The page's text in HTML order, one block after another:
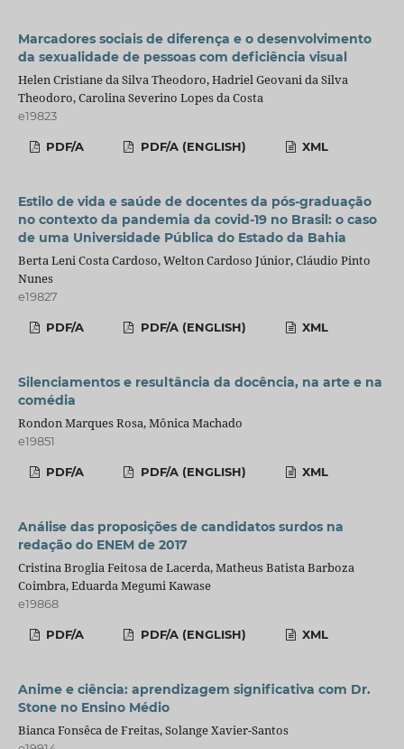
Marcadores sociais de diferença e o desenvolvimento
da sexualidade de pessoas com deficiência visual
Helen Cristiane da Silva Theodoro, Hadriel Geovani da Silva
Theodoro, Carolina Severino Lopes da Costa
e19823
PDF/A PDF/A (ENGLISH) XML
Estilo de vida e saúde de docentes da pós-graduação
no contexto da pandemia da covid-19 no Brasil: o caso
de uma Universidade Pública do Estado da Bahia
Berta Leni Costa Cardoso, Welton Cardoso Júnior, Cláudio Pinto
Nunes
e19827
PDF/A PDF/A (ENGLISH) XML
Silenciamentos e resultância da docência, na arte e na
comédia
Rondon Marques Rosa, Mônica Machado
e19851
PDF/A PDF/A (ENGLISH) XML
Análise das proposições de candidatos surdos na
redação do ENEM de 2017
Cristina Broglia Feitosa de Lacerda, Matheus Batista Barboza
Coimbra, Eduarda Megumi Kawase
e19868
PDF/A PDF/A (ENGLISH) XML
Anime e ciência: aprendizagem significativa com Dr.
Stone no Ensino Médio
Bianca Fonsêca de Freitas, Solange Xavier-Santos